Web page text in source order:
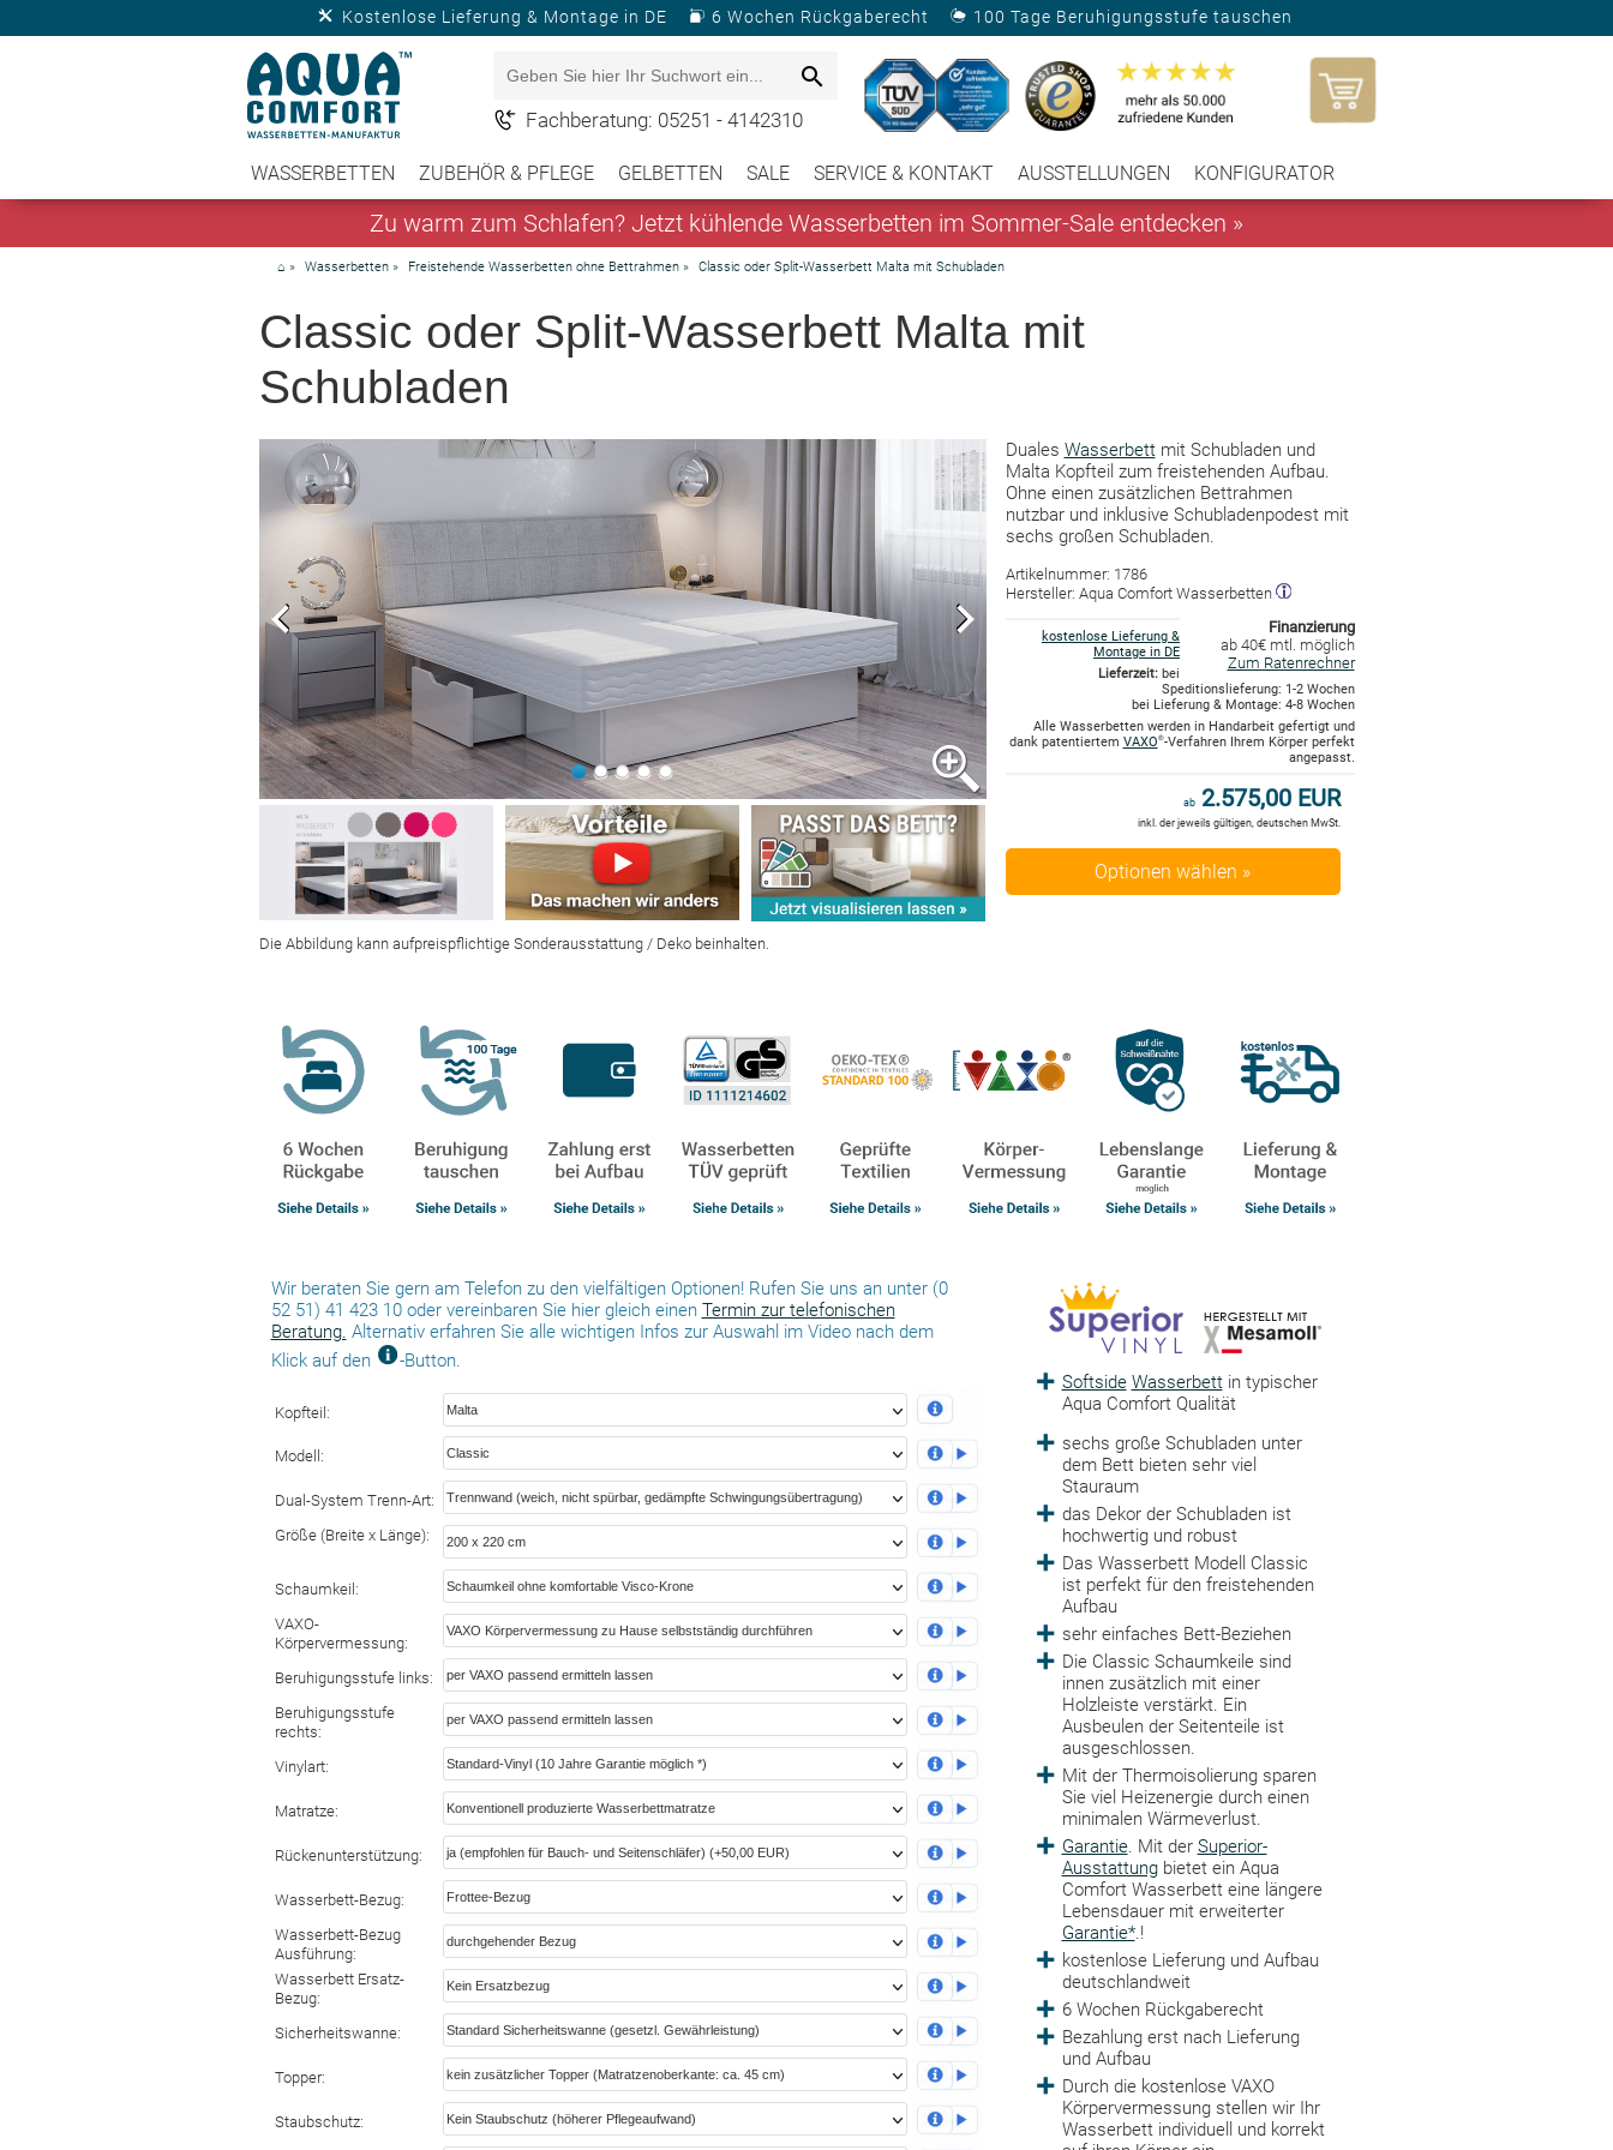
Kostenlose Lieferung & Montage in DE 6 Wochen Rückgaberecht 100 Tage Beruhigungsstufe tauschen
Fachberatung: 05251 - 4142310
WASSERBETTEN ZUBEHÖR & PFLEGE GELBETTEN SALE SERVICE & KONTAKT AUSSTELLUNGEN KONFIGURATOR
Zu warm zum Schlafen? Jetzt kühlende Wasserbetten im Sommer-Sale entdecken »
⌂ » Wasserbetten» Freistehende Wasserbetten ohne Bettrahmen» Classic oder Split-Wasserbett Malta mit Schubladen
Classic oder Split-Wasserbett Malta mit
Schubladen
Duales Wasserbettmit Schubladen und
Malta Kopfteil zum freistehenden Aufbau.
Ohne einen zusätzlichen Bettrahmen
nutzbar und inklusive Schubladenpodest mit
sechs großen Schubladen.
Artikelnummer: 1786
Hersteller: Aqua Comfort Wasserbetten
Finanzierung
ab 40€ mtl. möglich
Zum Ratenrechner
kostenlose Lieferung &
Montage in DE
Lieferzeit: bei
Speditionslieferung: 1-2 Wochen
bei Lieferung & Montage: 4-8 Wochen
Alle Wasserbetten werden in Handarbeit gefertigt und
dank patentiertem VAXO®-Verfahren Ihrem Körper perfekt
angepasst.
ab 2.575,00 EUR
inkl. der jeweils gültigen, deutschen MwSt.
Optionen wählen »
Die Abbildung kann aufpreispflichtige Sonderausstattung / Deko beinhalten.
Softside Wasserbettin typischer
Aqua Comfort Qualität
sechs große Schubladen unter
dem Bett bieten sehr viel
Stauraum
das Dekor der Schubladen ist
hochwertig und robust
Das Wasserbett Modell Classic
ist perfekt für den freistehenden
Aufbau
sehr einfaches Bett-Beziehen
Die Classic Schaumkeile sind
innen zusätzlich mit einer
Holzleiste verstärkt. Ein
Ausbeulen der Seitenteile ist
ausgeschlossen.
Mit der Thermoisolierung sparen
Sie viel Heizenergie durch einen
minimalen Wärmeverlust.
Garantie. Mit der Superior-
Ausstattungbietet ein Aqua
Comfort Wasserbett eine längere
Lebensdauer mit erweiterter
Garantie*.!
kostenlose Lieferung und Aufbau
deutschlandweit
6 Wochen Rückgaberecht
Bezahlung erst nach Lieferung
und Aufbau
Durch die kostenlose VAXO
Körpervermessung stellen wir Ihr
Wasserbett individuell und korrekt
Wir beraten Sie gern am Telefon zu den vielfältigen Optionen! Rufen Sie uns an unter (0
52 51) 41 423 10 oder vereinbaren Sie hier gleich einen Termin zur telefonischen
Beratung. Alternativ erfahren Sie alle wichtigen Infos zur Auswahl im Video nach dem
Klick auf den
-Button.
Kopfteil:
Modell:
Dual-System Trenn-Art:
Größe (Breite x Länge):
Schaumkeil:
VAXO-
Körpervermessung:
Beruhigungsstufe links:
Beruhigungsstufe
rechts:
Vinylart:
Matratze:
Rückenunterstützung:
Wasserbett-Bezug:
Wasserbett-Bezug
Ausführung:
Wasserbett Ersatz-
Bezug:
Sicherheitswanne:
Topper:
Staubschutz: